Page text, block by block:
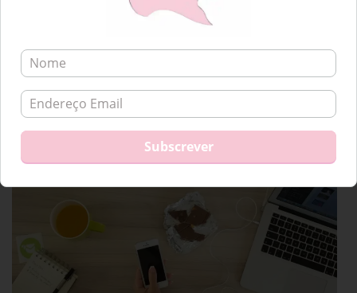
“Sou a maior e faço tudo ao mesmo tempo!”
Humm…. d-u-v-i-d-o!
Essa coisa domultitaskingé gira mas pouco
credível!